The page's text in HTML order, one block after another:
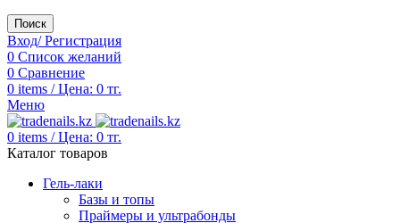
Поиск
Вход/ Регистрация
0 Список желаний
0 Сравнение
0 items / Цена: 0 тг.
Меню
0 items / Цена: 0 тг.
Каталог товаров
Гель-лаки
Базы и топы
Праймеры и ультрабонды